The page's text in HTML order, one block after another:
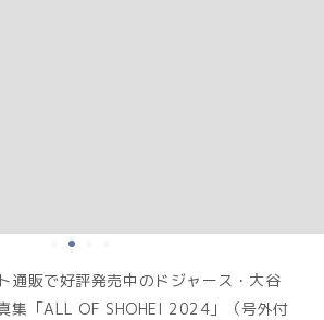
通販で好評発売中のドジャース・大谷
集「ALL OF SHOHEI 2024」（号外付